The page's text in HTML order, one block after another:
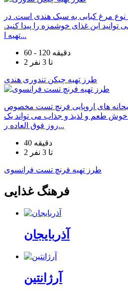
مرغ کبابی به سبک هندی است. در
این غذای خوشمزه را پیدا کنید.
تهیه ا...
60 - 120 دقیقه
2 تا 3 نفر
طرز تهیه چیکن تندوری هندی
های اروپایی فرنچ تست مخصوص
طعم و لذیذ و جذاب می تواند یک
روز فوق العاده ر...
40 دقیقه
2 تا 3 نفر
طرز تهیه فرنچ تست فرانسوی
فرهنگ غذایی
آذربایجان
آرژانتین